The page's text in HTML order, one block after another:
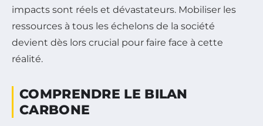
impacts sont réels et dévastateurs. Mobiliser les
ressources à tous les échelons de la société
devient dès lors crucial pour faire face à cette
réalité.
COMPRENDRE LE BILAN
CARBONE